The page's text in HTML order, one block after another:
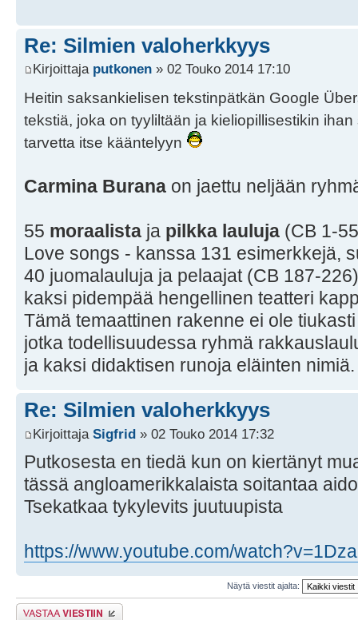
Re: Silmien valoherkkyys
Kirjoittaja putkonen » 02 Touko 2014 17:10
Heitin saksankielisen tekstinpätkän Google
tekstiä, joka on tyyliltään ja kieliopillisestikin
tarvetta itse kääntelyyn
Carmina Burana on jaettu neljään
55 moraalista ja pilkka lauluja (CB 1-
Love songs - kanssa 131 esimerkkejä,
40 juomalauluja ja pelaajat (CB 187-226)
kaksi pidempää hengellinen teatteri
Tämä temaattinen rakenne ei ole
jotka todellisuudessa ryhmä
ja kaksi didaktisen runoja eläinten nimiä.
Re: Silmien valoherkkyys
Kirjoittaja Sigfrid » 02 Touko 2014 17:32
Putkosesta en tiedä kun on kiertänyt
tässä angloamerikkalaista soitantaa
Tsekatkaa tykylevits juutuupista
https://www.youtube.com/
Näytä viestit ajalta:
Lähetä vastaus